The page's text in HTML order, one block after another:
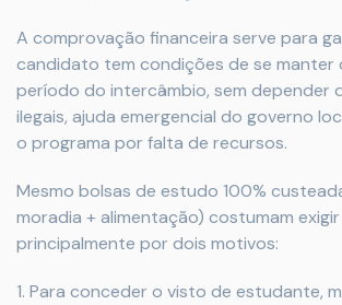
A comprovação financeira serve para
candidato tem condições de se manter
período do intercâmbio, sem depender
ilegais, ajuda emergencial do governo
o programa por falta de recursos.
Mesmo bolsas de estudo 100%
moradia + alimentação) costumam
principalmente por dois motivos:
1. Para conceder o visto de estudante,